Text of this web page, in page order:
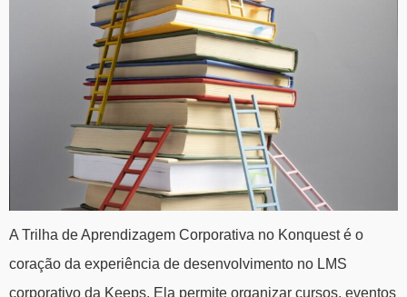
A Trilha de Aprendizagem Corporativa no Konquest é o
coração da experiência de desenvolvimento no LMS
corporativo da Keeps. Ela permite organizar cursos, eventos